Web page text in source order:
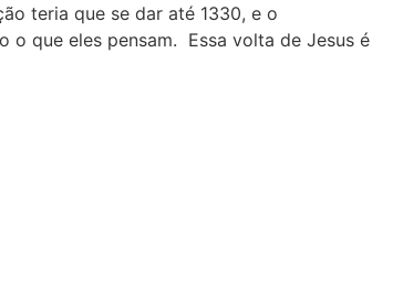
teria que se dar até 1330, e o
o que eles pensam. Essa volta de Jesus é